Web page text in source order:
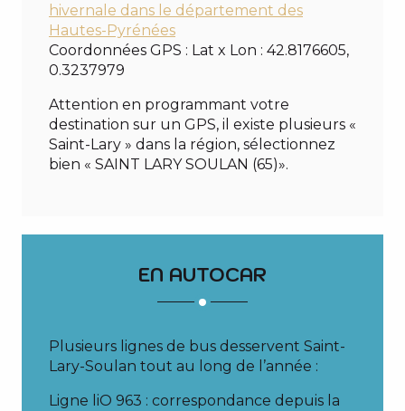
hivernale dans le département des
Hautes-Pyrénées
Coordonnées GPS : Lat x Lon : 42.8176605,
0.3237979
Attention en programmant votre
destination sur un GPS, il existe plusieurs «
Saint-Lary » dans la région, sélectionnez
bien « SAINT LARY SOULAN (65)».
EN AUTOCAR
Plusieurs lignes de bus desservent Saint-
Lary-Soulan tout au long de l’année :
Ligne liO 963 : correspondance depuis la